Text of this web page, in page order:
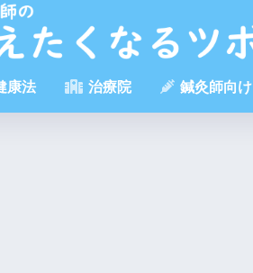
康法 治療院 鍼灸師向け